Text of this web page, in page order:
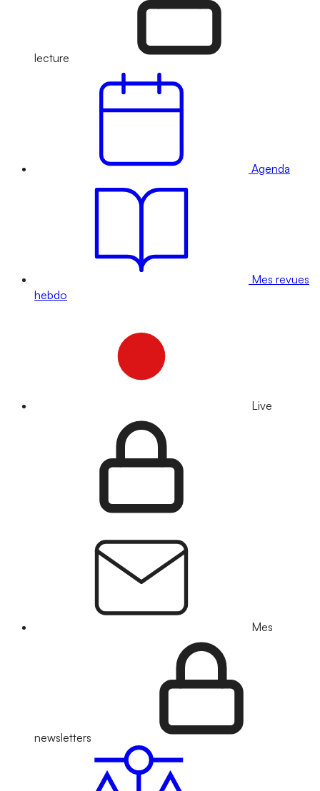
lecture
Agenda
Mes revues
hebdo
Live
Mes
newsletters